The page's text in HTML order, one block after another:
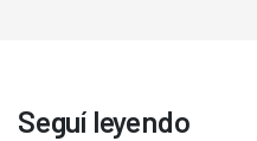
Seguí leyendo